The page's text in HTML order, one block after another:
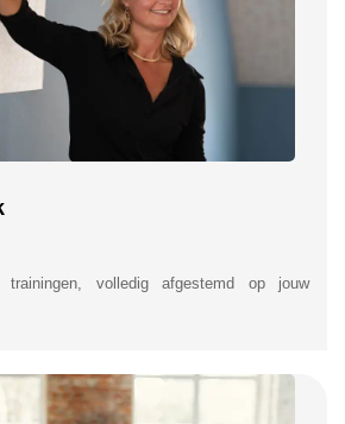
volledig afgestemd op jouw